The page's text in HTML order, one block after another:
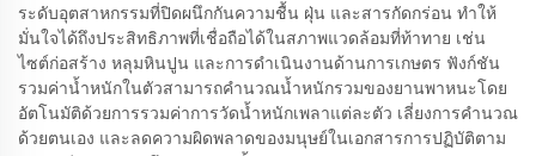
ระดับอุตสาหกรรมที่ปิดผนึกกันความชื้น ฝุ่น และสารกัดกร่อน ทำให้
มั่นใจได้ถึงประสิทธิภาพที่เชื่อถือได้ในสภาพแวดล้อมที่ท้าทาย เช่น
ไซต์ก่อสร้าง หลุมหินปูน และการดำเนินงานด้านการเกษตร ฟังก์ชัน
รวมค่าน้ำหนักในตัวสามารถคำนวณน้ำหนักรวมของยานพาหนะโดย
อัตโนมัติด้วยการรวมค่าการวัดน้ำหนักเพลาแต่ละตัว เลี่ยงการคำนวณ
ด้วยตนเอง และลดความผิดพลาดของมนุษย์ในเอกสารการปฏิบัติตาม